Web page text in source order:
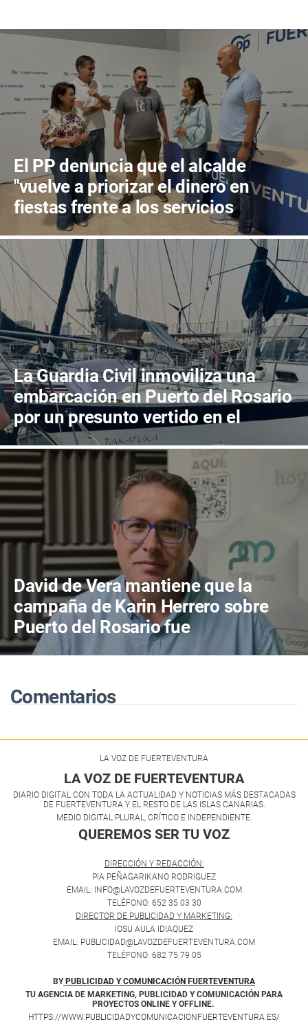
El PP denuncia que el alcalde
"vuelve a priorizar el dinero en
fiestas frente a los servicios
públicos"
La Guardia Civil inmoviliza una
embarcación en Puerto del Rosario
por un presunto vertido en el
muelle
David de Vera mantiene que la
campaña de Karin Herrero sobre
Puerto del Rosario fue
"desafortunada"
Comentarios
LA VOZ DE FUERTEVENTURA
LA VOZ DE FUERTEVENTURA
DIARIO DIGITAL CON TODA LA ACTUALIDAD Y NOTICIAS MÁS DESTACADAS
DE FUERTEVENTURA Y EL RESTO DE LAS ISLAS CANARIAS.
MEDIO DIGITAL PLURAL, CRÍTICO E INDEPENDIENTE.
QUEREMOS SER TU VOZ.
DIRECCIÓN Y REDACCIÓN:
PIA PEÑAGARIKANO RODRIGUEZ
EMAIL: INFO@LAVOZDEFUERTEVENTURA.COM
TELÉFONO: 652 35 03 30
DIRECTOR DE PUBLICIDAD Y MARKETING:
IOSU AULA IDIAQUEZ
EMAIL: PUBLICIDAD@LAVOZDEFUERTEVENTURA.COM
TELÉFONO: 682 75 79 05
BY PUBLICIDAD Y COMUNICACIÓN FUERTEVENTURA
TU AGENCIA DE MARKETING, PUBLICIDAD Y COMUNICACIÓN PARA
PROYECTOS ONLINE Y OFFLINE.
HTTPS://WWW.PUBLICIDADYCOMUNICACIONFUERTEVENTURA.ES/